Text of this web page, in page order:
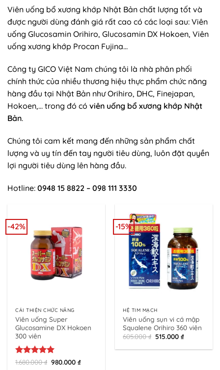
Viên uống bổ xương khớp Nhật Bản chất lượng tốt và
được người dùng đánh giá rất cao có các loại sau: Viên
uống Glucosamin Orihiro, Glucosamin DX Hokoen, Viên
uống xương khớp Procan Fujina…
Công ty GICO Việt Nam chúng tôi là nhà phân phối
chính thức của nhiều thương hiệu thực phẩm chức năng
hàng đầu tại Nhật Bản như Orihiro, DHC, Finejapan,
Hokoen,… trong đó có viên uống bổ xương khớp Nhật
Bản.
Chúng tôi cam kết mang đến những sản phẩm chất
lượng và uy tín đến tay người tiêu dùng, luôn đặt quyền
lợi người tiêu dùng lên hàng đầu.
Hotline: 0948 15 8822 – 098 111 3330
-42%
CẢI THIỆN CHỨC NĂNG
Viên uống Super
Glucosamine DX Hokoen
300 viên
Rated5
1.680.000₫ Original
980.000₫Current
-15%
HỆ TIM MẠCH
Viên uống sụn vi cá mập
Squalene Orihiro 360 viên
605.000₫ Original
was:
515.000₫Current
is: